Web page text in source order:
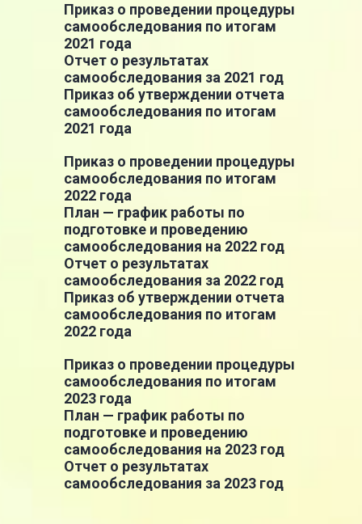
Приказ о проведении процедуры
самообследования по итогам
2021 года
Отчет о результатах
самообследования за 2021 год
Приказ об утверждении отчета
самообследования по итогам
2021 года
Приказ о проведении процедуры
самообследования по итогам
2022 года
План — график работы по
подготовке и проведению
самообследования на 2022 год
Отчет о результатах
самообследования за 2022 год
Приказ об утверждении отчета
самообследования по итогам
2022 года
Приказ о проведении процедуры
самообследования по итогам
2023 года
План — график работы по
подготовке и проведению
самообследования на 2023 год
Отчет о результатах
самообследования за 2023 год